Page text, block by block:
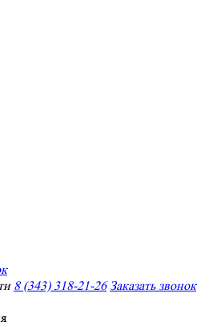
8 (343) 318-21-26 Заказать звонок